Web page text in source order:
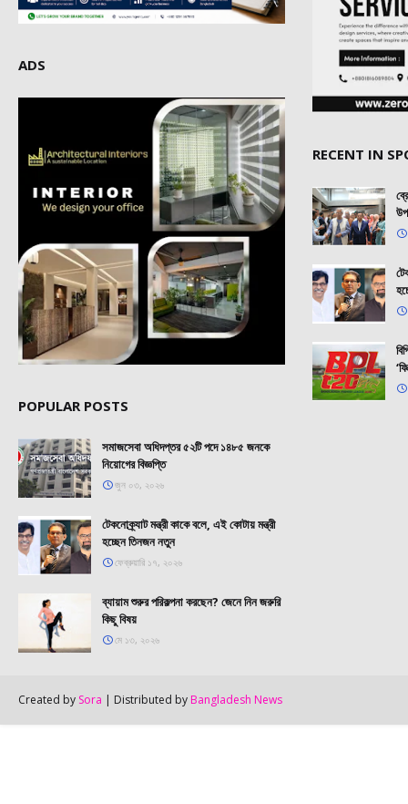
ADS
POPULAR POSTS
সমাজসেবা অধিদপ্তর ৫২টি পদে ১৪৮৫ জনকে
নিয়োগের বিজ্ঞপ্তি
জুন ০৩, ২০২৬
টেকনোক্র্যাট মন্ত্রী কাকে বলে, এই কোটায় মন্ত্রী
হচ্ছেন তিনজন নতুন
ফেব্রুয়ারি ১৭, ২০২৬
ব্যায়াম শুরুর পরিকল্পনা করছেন? জেনে নিন জরুরি
কিছু বিষয়
মে ১৩, ২০২৬
RECENT IN
Created by Sora | Distributed by Bangladesh News